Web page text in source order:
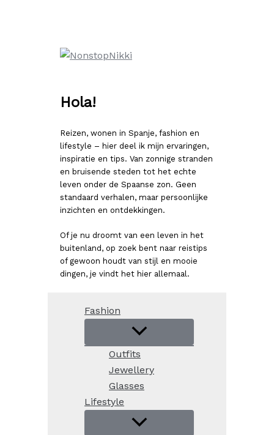
Hola!
Reizen, wonen in Spanje, fashion en
lifestyle – hier deel ik mijn ervaringen,
inspiratie en tips. Van zonnige stranden
en bruisende steden tot het echte
leven onder de Spaanse zon. Geen
standaard verhalen, maar persoonlijke
inzichten en ontdekkingen.
Of je nu droomt van een leven in het
buitenland, op zoek bent naar reistips
of gewoon houdt van stijl en mooie
dingen, je vindt het hier allemaal.
Fashion
Outfits
Jewellery
Glasses
Lifestyle